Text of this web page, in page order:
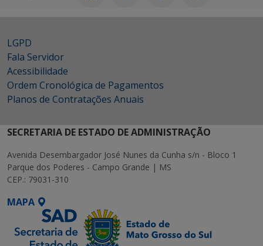
LGPD
Fala Servidor
Acessibilidade
Ordem Cronológica de Pagamentos
Planos de Contratações Anuais
SECRETARIA DE ESTADO DE ADMINISTRAÇÃO
Avenida Desembargador José Nunes da Cunha s/n - Bloco 1
Parque dos Poderes - Campo Grande | MS
CEP.: 79031-310
MAPA